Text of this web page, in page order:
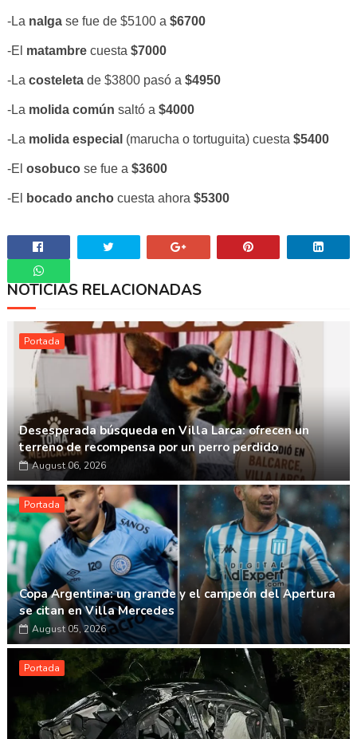
-La nalgase fue de $5100 a $6700
-El matambrecuesta $7000
-La costeletade $3800 pasó a $4950
-La molida común saltó a $4000
-La molida especial (marucha o tortuguita) cuesta $5400
-El osobucose fue a $3600
-El bocado anchocuesta ahora $5300
Whatsapp
NOTICIAS RELACIONADAS
Portada
Desesperada búsqueda en Villa Larca: ofrecen un
terreno de recompensa por un perro perdido
August 06, 2026
Portada
Copa Argentina: un grande y el campeón del Apertura
se citan en Villa Mercedes
August 05, 2026
Portada